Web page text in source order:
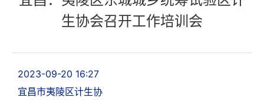
生协会召开工作培训会
2023-09-20 16:27
宜昌市夷陵区计生协